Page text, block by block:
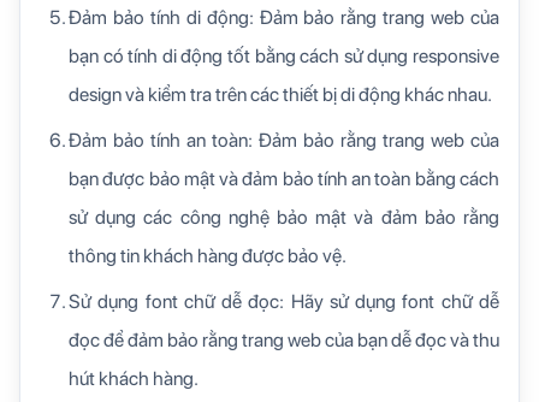
Đảm bảo tính di động: Đảm bảo rằng trang web của
bạn có tính di động tốt bằng cách sử dụng responsive
design và kiểm tra trên các thiết bị di động khác nhau.
Đảm bảo tính an toàn: Đảm bảo rằng trang web của
bạn được bảo mật và đảm bảo tính an toàn bằng cách
sử dụng các công nghệ bảo mật và đảm bảo rằng
thông tin khách hàng được bảo vệ.
Sử dụng font chữ dễ đọc: Hãy sử dụng font chữ dễ
đọc để đảm bảo rằng trang web của bạn dễ đọc và thu
hút khách hàng.